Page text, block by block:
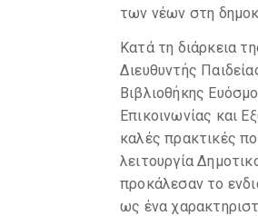
των νέων στη
Κατά τη διάρκεια
Διευθυντής
Βιβλιοθήκης
Επικοινωνίας και
καλές πρακτικές
λειτουργία
προκάλεσαν το
ως ένα